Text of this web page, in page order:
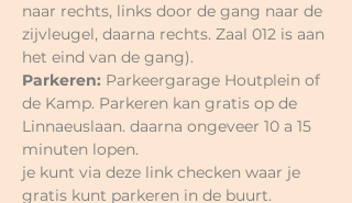
naar rechts, links door de gang naar de
zijvleugel, daarna rechts. Zaal 012 is aan
het eind van de gang).
Parkeren: Parkeergarage Houtplein of
de Kamp. Parkeren kan gratis op de
Linnaeuslaan. daarna ongeveer 10 a 15
minuten lopen.
je kunt via deze link checken waar je
gratis kunt parkeren in de buurt.